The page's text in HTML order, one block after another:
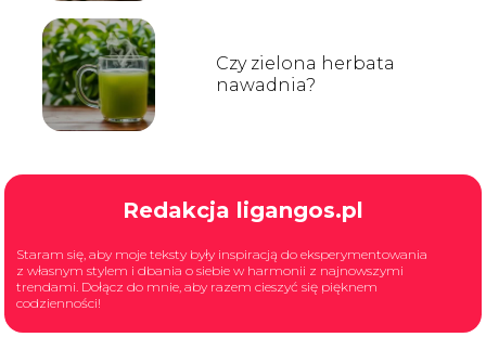
Czy zielona herbata
nawadnia?
Redakcja ligangos.pl
Staram się, aby moje teksty były inspiracją do eksperymentowania
z własnym stylem i dbania o siebie w harmonii z najnowszymi
trendami. Dołącz do mnie, aby razem cieszyć się pięknem
codzienności!